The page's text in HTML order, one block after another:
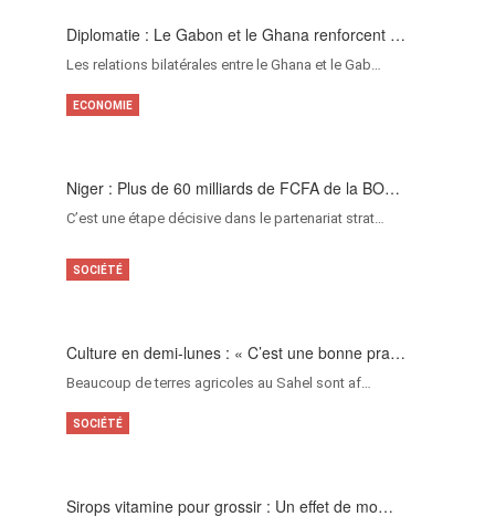
Diplomatie : Le Gabon et le Ghana renforcent …
Les relations bilatérales entre le Ghana et le Gab…
Niger : Plus de 60 milliards de FCFA de la BO…
C’est une étape décisive dans le partenariat strat…
ECONOMIE
Culture en demi-lunes : « C’est une bonne pra…
Beaucoup de terres agricoles au Sahel sont af…
SOCIÉTÉ
Sirops vitamine pour grossir : Un effet de mo…
SOCIÉTÉ